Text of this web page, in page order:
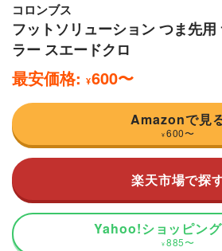
コロンブス
フットソリューション つま先
ラー スエードクロ
最安価格: ¥600〜
Amazonで見
¥ 600〜
楽天市場で探
Yahoo!ショッピン
¥ 885〜